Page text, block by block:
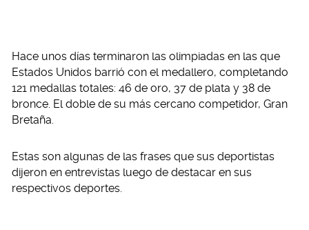
Hace unos días terminaron las olimpiadas en las que
Estados Unidos barrió con el medallero, completando
121 medallas totales: 46 de oro, 37 de plata y 38 de
bronce. El doble de su más cercano competidor, Gran
Bretaña.
Estas son algunas de las frases que sus deportistas
dijeron en entrevistas luego de destacar en sus
respectivos deportes.